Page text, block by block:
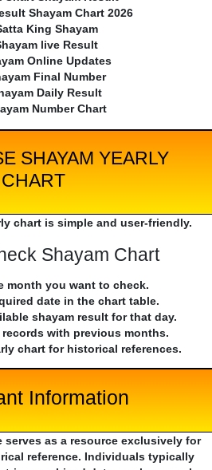
Shayam Chart 2026
King Shayam
live Result
Online Updates
Final Number
Daily Result
Number Chart
SHAYAM YEARLY
CHART
chart is simple and user-friendly.
Shayam Chart
month you want to check.
date in the chart table.
shayam result for that day.
records with previous months.
chart for historical references.
Information
serves as a resource exclusively for
reference. Individuals typically